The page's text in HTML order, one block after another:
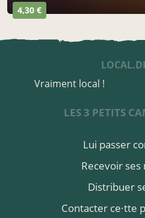
4,30 €
Vraiment local !
LES 3 PETITS
Lui passer
Recevoir
Distribuer
Contacter ce·tte